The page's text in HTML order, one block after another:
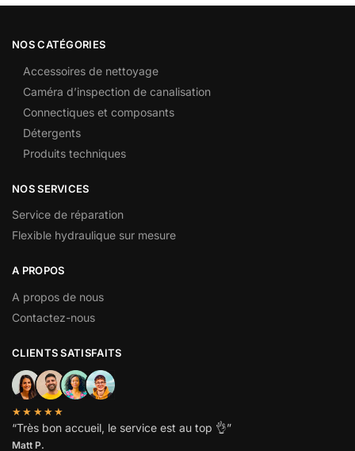
NOS CATÉGORIES
Accessoires de nettoyage
Caméra d’inspection de canalisation
Connectiques et composants
Détergents
Produits techniques
NOS SERVICES
Service de réparation
Flexible hydraulique sur mesure
A PROPOS
A propos de nous
Contactez-nous
CLIENTS SATISFAITS
★★★★★
“Très bon accueil, le service est au top 👌”
Matt P.